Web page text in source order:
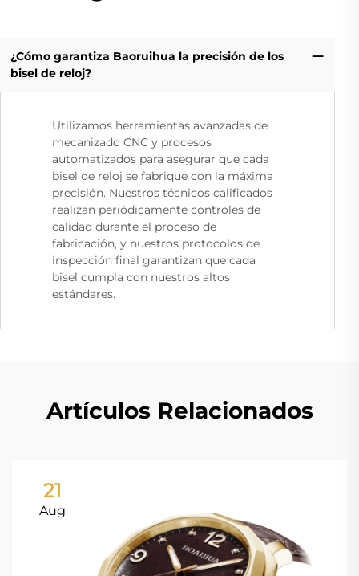
¿Cómo garantiza Baoruihua la precisión de los
bisel de reloj?
Utilizamos herramientas avanzadas de
mecanizado CNC y procesos
automatizados para asegurar que cada
bisel de reloj se fabrique con la máxima
precisión. Nuestros técnicos calificados
realizan periódicamente controles de
calidad durante el proceso de
fabricación, y nuestros protocolos de
inspección final garantizan que cada
bisel cumpla con nuestros altos
estándares.
Artículos Relacionados
21
Aug